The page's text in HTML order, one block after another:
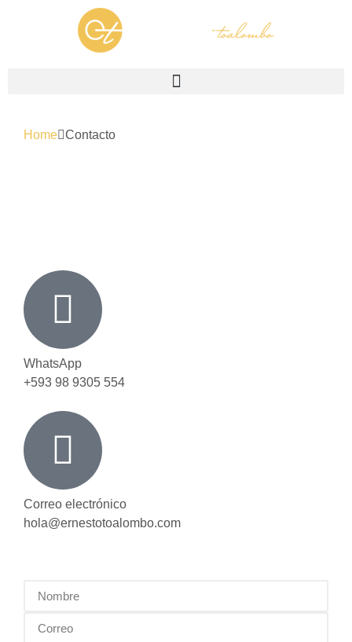
Home Contacto
WhatsApp
+593 98 9305 554
Correo electrónico
hola@ernestotoalombo.com